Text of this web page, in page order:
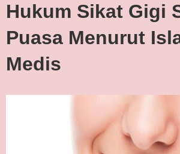
Hukum Sikat Gigi
Puasa Menurut
Medis